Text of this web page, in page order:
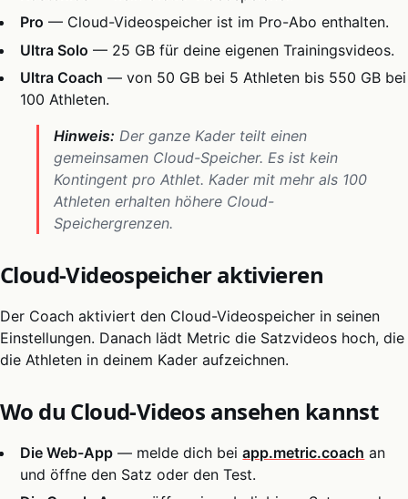
Pro — Cloud-Videospeicher ist im Pro-Abo enthalten.
Ultra Solo — 25 GB für deine eigenen Trainingsvideos.
Ultra Coach — von 50 GB bei 5 Athleten bis 550 GB bei
100 Athleten.
Hinweis: Der ganze Kader teilt einen
gemeinsamen Cloud-Speicher. Es ist kein
Kontingent pro Athlet. Kader mit mehr als 100
Athleten erhalten höhere Cloud-
Speichergrenzen.
Cloud-Videospeicher aktivieren
Der Coach aktiviert den Cloud-Videospeicher in seinen
Einstellungen. Danach lädt Metric die Satzvideos hoch, die
die Athleten in deinem Kader aufzeichnen.
Wo du Cloud-Videos ansehen kannst
Die Web-App — melde dich beiapp.metric.coach an
und öffne den Satz oder den Test.